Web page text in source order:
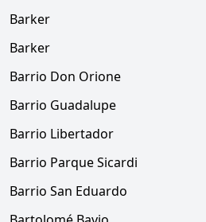
Barker
Barker
Barrio Don Orione
Barrio Guadalupe
Barrio Libertador
Barrio Parque Sicardi
Barrio San Eduardo